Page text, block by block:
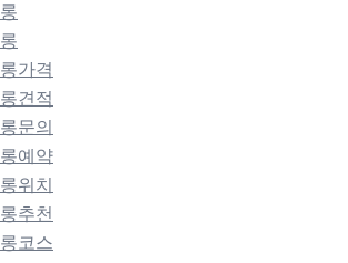
가격
견적
문의
예약
위치
추천
코스